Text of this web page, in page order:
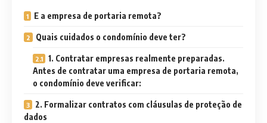
E a empresa de portaria remota?
Quais cuidados o condomínio deve ter?
1. Contratar empresas realmente preparadas.
Antes de contratar uma empresa de portaria remota,
o condomínio deve verificar:
2. Formalizar contratos com cláusulas de proteção de
dados